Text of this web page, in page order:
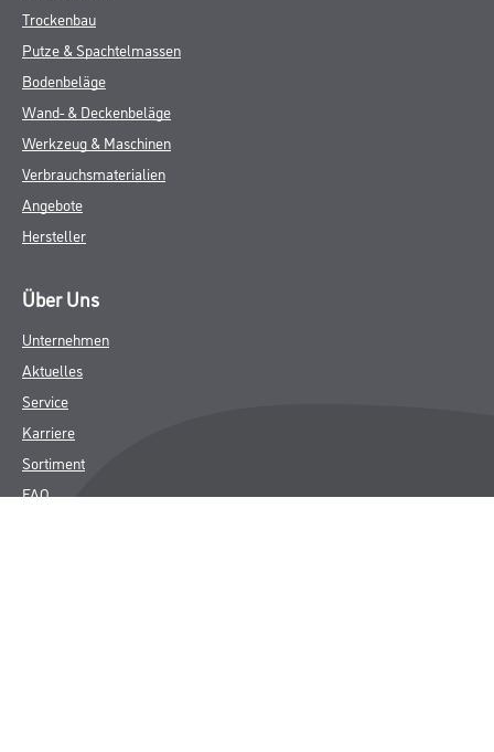
Trockenbau
Putze & Spachtelmassen
Bodenbeläge
Wand- & Deckenbeläge
Werkzeug & Maschinen
Verbrauchsmaterialien
Angebote
Hersteller
Über Uns
Unternehmen
Aktuelles
Service
Karriere
Sortiment
FAQ